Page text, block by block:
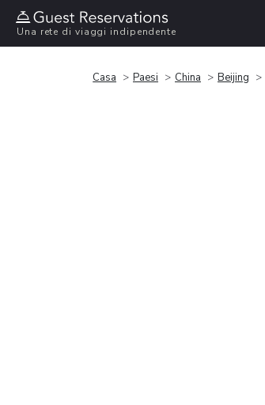
Una rete di viaggi indipendente
Casa Paesi China Beijing